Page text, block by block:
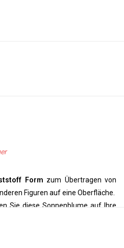
Form zum Übertragen von
Figuren auf eine Oberfläche.
Sie diese Sonnenblume auf Ihre
einem Schablonenpinsel und